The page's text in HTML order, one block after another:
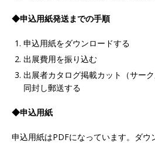
◆申込用紙発送までの手順
申込用紙をダウンロードする
出展費用を振り込む
出展者カタログ掲載カット（サー
同封し郵送する
◆申込用紙
申込用紙はPDFになっています。ダウ